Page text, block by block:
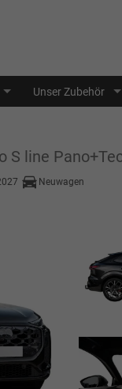
Unser Zubehör
S line
Neuwagen